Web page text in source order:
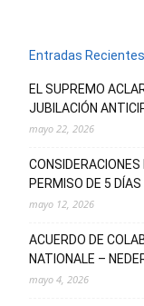
Entradas Recientes
EL SUPREMO
JUBILACIÓN
mayo 22, 2026
PERMISO DE 5
mayo 12, 2026
ACUERDO DE
NATIONALE –
mayo 4, 2026